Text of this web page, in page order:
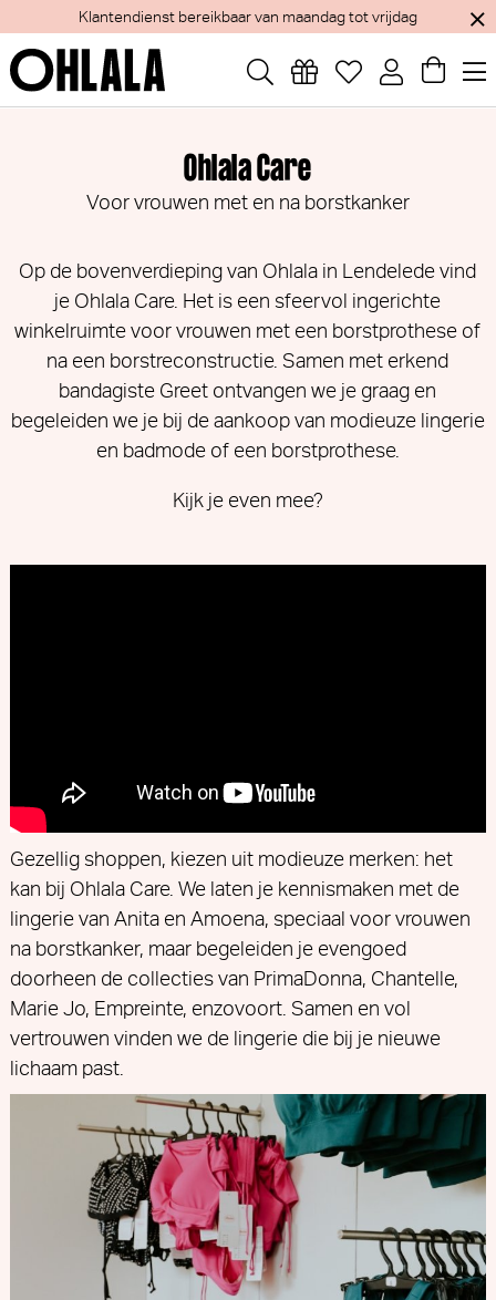
Klantendienst bereikbaar van maandag tot vrijdag
Ohlala Care
Voor vrouwen met en na borstkanker
Op de bovenverdieping van Ohlala in Lendelede vind
je Ohlala Care. Het is een sfeervol ingerichte
winkelruimte voor vrouwen met een borstprothese of
na een borstreconstructie. Samen met erkend
bandagiste Greet ontvangen we je graag en
begeleiden we je bij de aankoop van modieuze lingerie
en badmode of een borstprothese.
Kijk je even mee?
Gezellig shoppen, kiezen uit modieuze merken: het
kan bij Ohlala Care. We laten je kennismaken met de
lingerie van Anita en Amoena, speciaal voor vrouwen
na borstkanker, maar begeleiden je evengoed
doorheen de collecties van PrimaDonna, Chantelle,
Marie Jo, Empreinte, enzovoort. Samen en vol
vertrouwen vinden we de lingerie die bij je nieuwe
lichaam past.